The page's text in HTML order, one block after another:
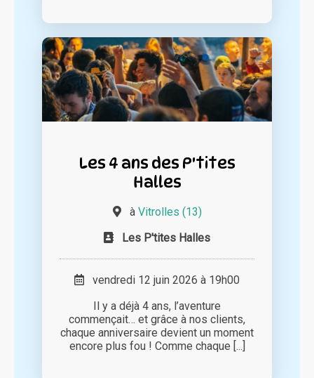
Les 4 ans des P'tites
Halles
à Vitrolles (13)
Les P'tites Halles
vendredi 12 juin 2026 à 19h00
Il y a déjà 4 ans, l’aventure
commençait… et grâce à nos clients,
chaque anniversaire devient un moment
encore plus fou ! Comme chaque [...]